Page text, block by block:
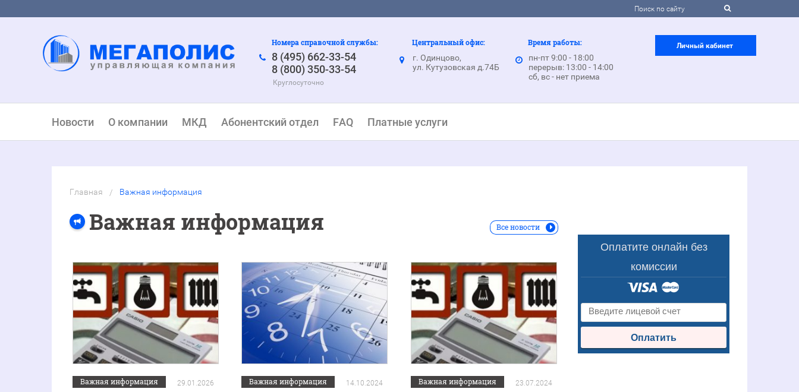
Номера справочной службы:
8 (495) 662-33-54
8 (800) 350-33-54
Круглосуточно
Центральный офис:
г. Одинцово,
ул. Кутузовская д.74Б
Время работы:
пн-пт 9:00 - 18:00
перерыв: 13:00 - 14:00
сб, вс - нет приема
Личный кабинет
Новости О компании МКД Абонентский отдел FAQ Платные услуги
Главная / Важная информация
Важная информация
Важная информация 29.01.2026 Важная информация 14.10.2024 Важная информация 23.07.2024
Все новости
Оплатите онлайн без
комиссии
Оплатить